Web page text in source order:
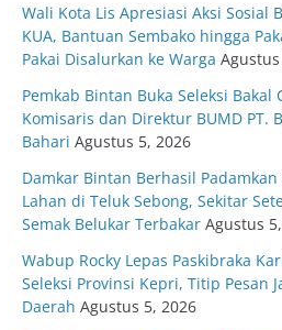
Wali Kota Lis Apresiasi Aksi Sosial
KUA, Bantuan Sembako hingga
Pakai Disalurkan ke Warga
Pemkab Bintan Buka Seleksi Bakal
Komisaris dan Direktur BUMD PT.
Bahari Agustus 5, 2026
Damkar Bintan Berhasil Padamkan
Lahan di Teluk Sebong, Sekitar
Semak Belukar Terbakar Agustus
Wabup Rocky Lepas Paskibraka
Seleksi Provinsi Kepri, Titip Pesan
Daerah Agustus 5, 2026